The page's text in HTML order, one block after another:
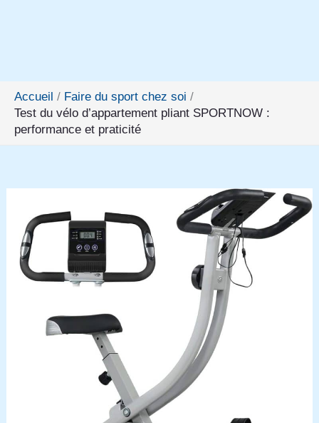
Accueil
Faire du sport chez soi
Test du vélo d’appartement pliant SPORTNOW :
performance et praticité